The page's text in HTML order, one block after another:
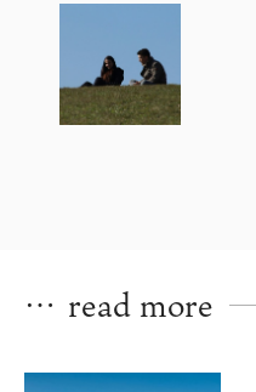
… read more